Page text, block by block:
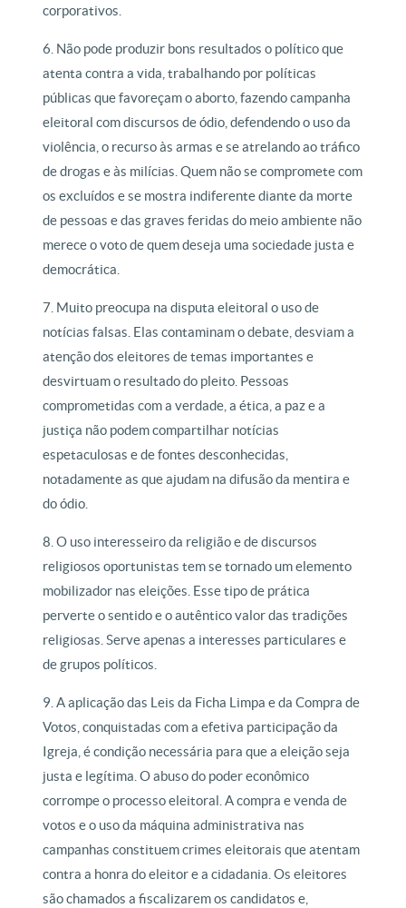
corporativos.
6. Não pode produzir bons resultados o político que
atenta contra a vida, trabalhando por políticas
públicas que favoreçam o aborto, fazendo campanha
eleitoral com discursos de ódio, defendendo o uso da
violência, o recurso às armas e se atrelando ao tráfico
de drogas e às milícias. Quem não se compromete com
os excluídos e se mostra indiferente diante da morte
de pessoas e das graves feridas do meio ambiente não
merece o voto de quem deseja uma sociedade justa e
democrática.
7. Muito preocupa na disputa eleitoral o uso de
notícias falsas. Elas contaminam o debate, desviam a
atenção dos eleitores de temas importantes e
desvirtuam o resultado do pleito. Pessoas
comprometidas com a verdade, a ética, a paz e a
justiça não podem compartilhar notícias
espetaculosas e de fontes desconhecidas,
notadamente as que ajudam na difusão da mentira e
do ódio.
8. O uso interesseiro da religião e de discursos
religiosos oportunistas tem se tornado um elemento
mobilizador nas eleições. Esse tipo de prática
perverte o sentido e o autêntico valor das tradições
religiosas. Serve apenas a interesses particulares e
de grupos políticos.
9. A aplicação das Leis da Ficha Limpa e da Compra de
Votos, conquistadas com a efetiva participação da
Igreja, é condição necessária para que a eleição seja
justa e legítima. O abuso do poder econômico
corrompe o processo eleitoral. A compra e venda de
votos e o uso da máquina administrativa nas
campanhas constituem crimes eleitorais que atentam
contra a honra do eleitor e a cidadania. Os eleitores
são chamados a fiscalizarem os candidatos e,